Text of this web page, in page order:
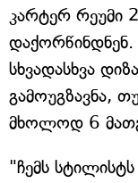
კარტერ რეუმი
სხვადასხვა
გამოუგზავნა,
მხოლოდ 6
"ჩემს